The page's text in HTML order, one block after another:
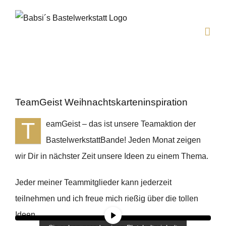
TeamGeist Weihnachtskarteninspiration
T
eamGeist – das ist unsere Teamaktion der
BastelwerkstattBande! Jeden Monat zeigen
wir Dir in nächster Zeit unsere Ideen zu einem Thema.
Jeder meiner Teammitglieder kann jederzeit
teilnehmen und ich freue mich rießig über die tollen
Ideen.